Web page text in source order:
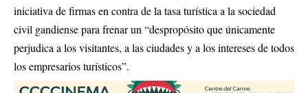
iniciativa de firmas en contra de la tasa turística a la sociedad
civil gandiense para frenar un “despropósito que únicamente
perjudica a los visitantes, a las ciudades y a los intereses de todos
los empresarios turísticos”.